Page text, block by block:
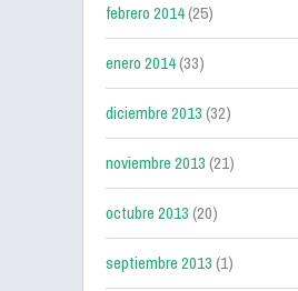
febrero 2014(25)
enero 2014(33)
diciembre 2013(32)
noviembre 2013(21)
octubre 2013(20)
septiembre 2013(1)